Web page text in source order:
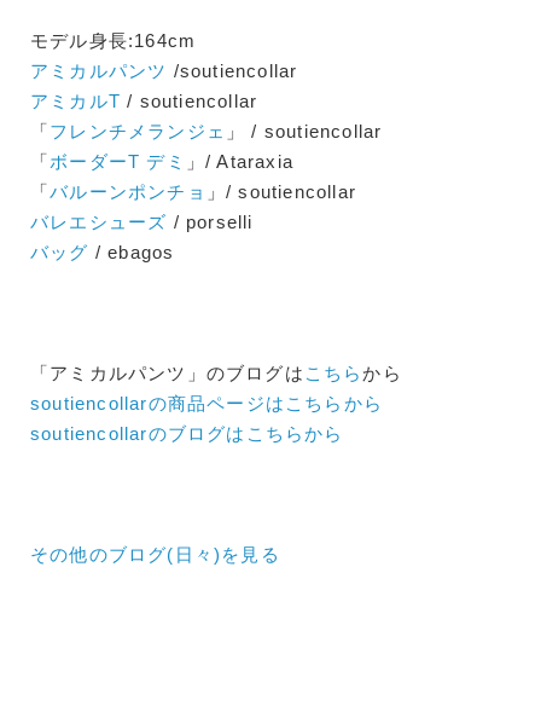
モデル身長:164cm
アミカルパンツ /soutiencollar
アミカルT / soutiencollar
「 フレンチメランジェ 」 / soutiencollar
「ボーダーT デミ
」/ Ataraxia
「バルーンポンチョ 」/ soutiencollar
バレエシューズ / porselli
バッグ / ebagos
「アミカルパンツ」のブログは こちらから
soutiencollarの商品ページはこちらから
soutiencollarのブログはこちらから
その他のブログ(日々) を見る